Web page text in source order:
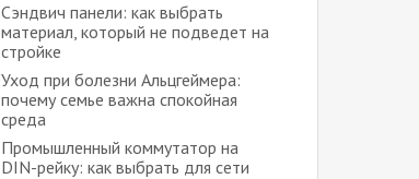
Сэндвич панели: как выбрать
материал, который не подведет на
стройке
Уход при болезни Альцгеймера:
почему семье важна спокойная
среда
Промышленный коммутатор на
DIN-рейку: как выбрать для сети